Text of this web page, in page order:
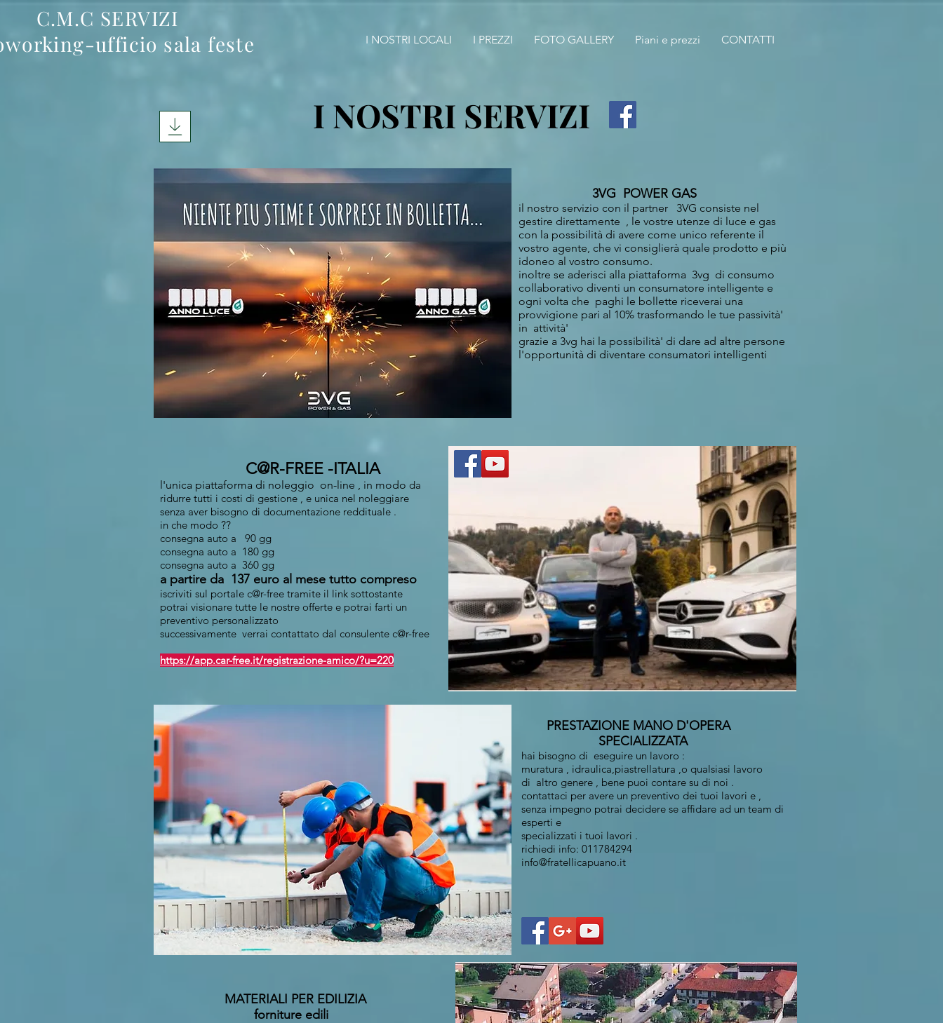
SERVIZI
ufficio sala feste
I NOSTRI LOCALI I PREZZI FOTO GALLERY Piani e prezzi CONTATTI
I NOSTRI SERVIZI
3VG POWER GAS
il nostro servizio con il partner 3VG consiste nel
gestire direttamente , le vostre utenze di luce e gas
con la possibilità di avere come unico referente il
vostro agente, che vi consiglierà quale prodotto e più
idoneo al vostro consumo.
inoltre se aderisci alla piattaforma 3vg di consumo
collaborativo diventi un consumatore intelligente e
ogni volta che paghi le bollette riceverai una
provvigione pari al 10% trasformando le tue passività'
in attività'
grazie a 3vg hai la possibilità' di dare ad altre persone
l'opportunità di diventare consumatori intelligenti
C@R-FREE -ITALIA
l'unica piattaforma di noleggio on-line , in modo da
ridurre tutti i costi di gestione , e unica nel noleggiare
senza aver bisogno di documentazione reddituale .
in che modo ??
consegna auto a 90 gg
consegna auto a 180 gg
consegna auto a 360 gg
a partire da 137 euro al mese tutto compreso
iscriviti sul portale c@r-free tramite il link sottostante
potrai visionare tutte le nostre offerte e potrai farti un
preventivo personalizzato
successivamente verrai contattato dal consulente c@r-free
https://app.car-free.it/registrazione-amico/?u=220
PRESTAZIONE MANO D'OPERA
SPECIALIZZATA
hai bisogno di eseguire un lavoro :
muratura , idraulica,piastrellatura ,o qualsiasi lavoro
di altro genere , bene puoi contare su di noi .
contattaci per avere un preventivo dei tuoi lavori e ,
senza impegno potrai decidere se affidare ad un team di
esperti e
specializzati i tuoi lavori .
richiedi info: 011784294
info@fratellicapuano.it
MATERIALI PER EDILIZIA
forniture edili